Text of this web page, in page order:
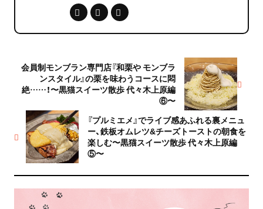
『プルミエメ』でライブ感あふれる裏メニュ
ー、鉄板オムレツ&チーズトーストの朝食を
楽しむ〜黒猫スイーツ散歩 代々木上原編
⑤〜
会員制モンブラン専門店『和栗や モンブラ
ンスタイル』の栗を味わうコースに悶
絶……！〜黒猫スイーツ散歩 代々木上原編
⑥〜